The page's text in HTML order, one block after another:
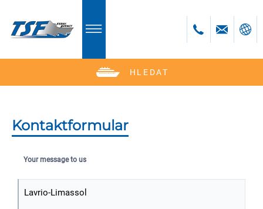
HLEDAT
Kontaktformular
Your message to us